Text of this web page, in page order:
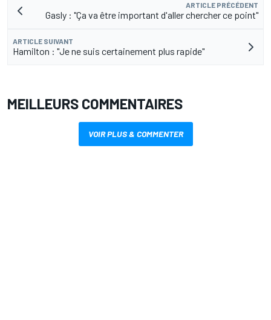
ARTICLE PRÉCÉDENT
Gasly : "Ça va être important d'aller chercher ce point"
ARTICLE SUIVANT
Hamilton : "Je ne suis certainement plus rapide"
MEILLEURS COMMENTAIRES
VOIR PLUS & COMMENTER